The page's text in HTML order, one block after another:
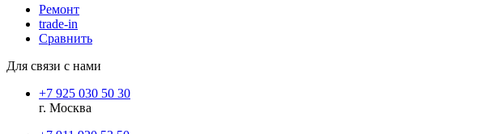
Ремонт
trade-in
Сравнить
Для связи с нами
+7 925 030 50 30
г. Москва